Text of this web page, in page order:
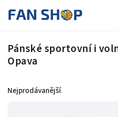
Pánské sportovní i
Opava
Nejprodávanější